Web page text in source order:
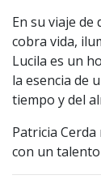
En su viaje de
cobra vida,
Lucila es un
la esencia de
tiempo y del
Patricia
con un